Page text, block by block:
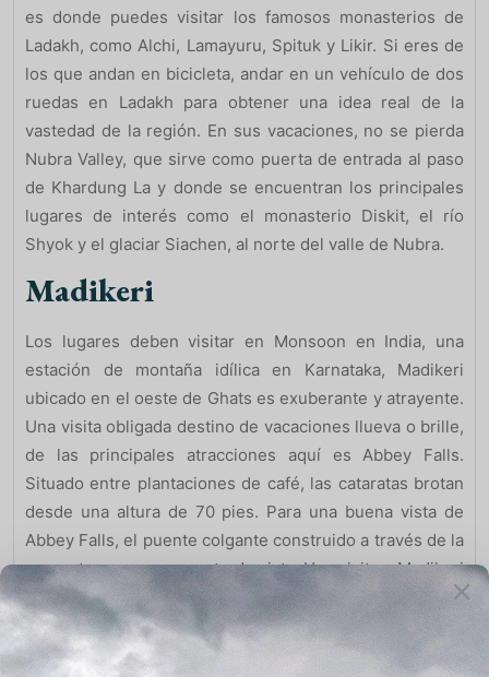
es donde puedes visitar los famosos monasterios de
Ladakh, como Alchi, Lamayuru, Spituk y Likir. Si eres de
los que andan en bicicleta, andar en un vehículo de dos
ruedas en Ladakh para obtener una idea real de la
vastedad de la región. En sus vacaciones, no se pierda
Nubra Valley, que sirve como puerta de entrada al paso
de Khardung La y donde se encuentran los principales
lugares de interés como el monasterio Diskit, el río
Shyok y el glaciar Siachen, al norte del valle de Nubra.
Madikeri
Los lugares deben visitar en Monsoon en India, una
estación de montaña idílica en Karnataka, Madikeri
ubicado en el oeste de Ghats es exuberante y atrayente.
Una visita obligada destino de vacaciones llueva o brille,
de las principales atracciones aquí es Abbey Falls.
Situado entre plantaciones de café, las cataratas brotan
desde una altura de 70 pies. Para una buena vista de
Abbey Falls, el puente colgante construido a través de la
garganta es un gran punto de vista. Una visita a Madikeri
es incompleta sin ver una puesta de sol desde Sunset
Point o Raja’s Seat que ofrece una vista imponente de
los acantilados y valles alrededor de Madikeri.